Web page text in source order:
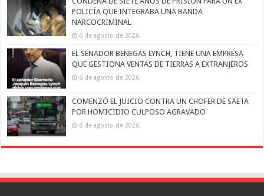
POLICÍA QUE INTEGRABA UNA BANDA
NARCOCRIMINAL
6 de agosto de 2026
EL SENADOR BENEGAS LYNCH, TIENE UNA EMPRESA
QUE GESTIONA VENTAS DE TIERRAS A EXTRANJEROS
6 de agosto de 2026
COMENZÓ EL JUICIO CONTRA UN CHOFER DE SAETA
POR HOMICIDIO CULPOSO AGRAVADO
6 de agosto de 2026